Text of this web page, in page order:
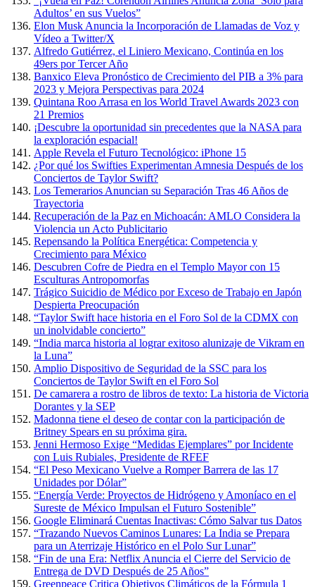
Adultos’ en sus Vuelos”
Elon Musk Anuncia la Incorporación de Llamadas de Voz y
Vídeo a Twitter/X
Alfredo Gutiérrez, el Liniero Mexicano, Continúa en los
49ers por Tercer Año
Banxico Eleva Pronóstico de Crecimiento del PIB a 3% para
2023 y Mejora Perspectivas para 2024
Quintana Roo Arrasa en los World Travel Awards 2023 con
21 Premios
¡Descubre la oportunidad sin precedentes que la NASA para
la exploración espacial!
Apple Revela el Futuro Tecnológico: iPhone 15
¿Por qué los Swifties Experimentan Amnesia Después de los
Conciertos de Taylor Swift?
Los Temerarios Anuncian su Separación Tras 46 Años de
Trayectoria
Recuperación de la Paz en Michoacán: AMLO Considera la
Violencia un Acto Publicitario
Repensando la Política Energética: Competencia y
Crecimiento para México
Descubren Cofre de Piedra en el Templo Mayor con 15
Esculturas Antropomorfas
Trágico Suicidio de Médico por Exceso de Trabajo en Japón
Despierta Preocupación
“Taylor Swift hace historia en el Foro Sol de la CDMX con
un inolvidable concierto”
“India marca historia al lograr exitoso alunizaje de Vikram en
la Luna”
Amplio Dispositivo de Seguridad de la SSC para los
Conciertos de Taylor Swift en el Foro Sol
De camarera a rostro de libros de texto: La historia de Victoria
Dorantes y la SEP
Madonna tiene el deseo de contar con la participación de
Britney Spears en su próxima gira.
Jenni Hermoso Exige “Medidas Ejemplares” por Incidente
con Luis Rubiales, Presidente de RFEF
“El Peso Mexicano Vuelve a Romper Barrera de las 17
Unidades por Dólar”
“Energía Verde: Proyectos de Hidrógeno y Amoníaco en el
Sureste de México Impulsan el Futuro Sostenible”
Google Eliminará Cuentas Inactivas: Cómo Salvar tus Datos
“Trazando Nuevos Caminos Lunares: La India se Prepara
para un Aterrizaje Histórico en el Polo Sur Lunar”
“Fin de una Era: Netflix Anuncia el Cierre del Servicio de
Entrega de DVD Después de 25 Años”
Greenpeace Critica Objetivos Climáticos de la Fórmula 1